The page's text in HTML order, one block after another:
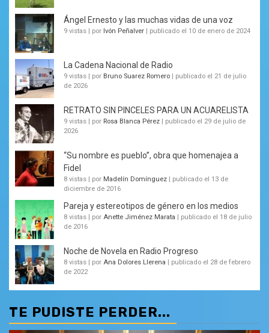
Ángel Ernesto y las muchas vidas de una voz
9 vistas | por Ivón Peñalver | publicado el 10 de enero de 2024
La Cadena Nacional de Radio
9 vistas | por Bruno Suarez Romero | publicado el 21 de julio
de 2026
RETRATO SIN PINCELES PARA UN ACUARELISTA
9 vistas | por Rosa Blanca Pérez | publicado el 29 de julio de
2026
“Su nombre es pueblo”, obra que homenajea a
Fidel
8 vistas | por Madelín Domínguez | publicado el 13 de
diciembre de 2016
Pareja y estereotipos de género en los medios
8 vistas | por Anette Jiménez Marata | publicado el 18 de julio
de 2016
Noche de Novela en Radio Progreso
8 vistas | por Ana Dolores Llerena | publicado el 28 de febrero
de 2022
TE PUDISTE PERDER...